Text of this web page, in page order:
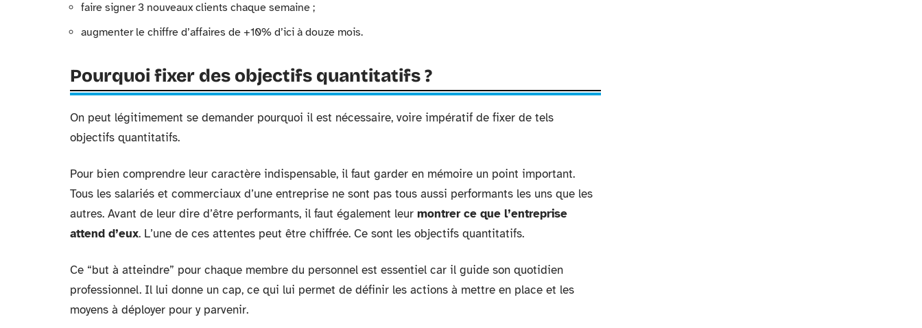
faire signer 3 nouveaux clients chaque semaine ;
augmenter le chiffre d’affaires de +10% d’ici à douze mois.
Pourquoi fixer des objectifs quantitatifs ?
On peut légitimement se demander pourquoi il est nécessaire, voire impératif de fixer de tels
objectifs quantitatifs.
Pour bien comprendre leur caractère indispensable, il faut garder en mémoire un point important.
Tous les salariés et commerciaux d’une entreprise ne sont pas tous aussi performants les uns que les
autres. Avant de leur dire d’être performants, il faut également leur montrer ce que l’entreprise
attend d’eux. L’une de ces attentes peut être chiffrée. Ce sont les objectifs quantitatifs.
Ce “but à atteindre” pour chaque membre du personnel est essentiel car il guide son quotidien
professionnel. Il lui donne un cap, ce qui lui permet de définir les actions à mettre en place et les
moyens à déployer pour y parvenir.